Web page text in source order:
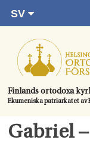
direkt
innehållet.
Finlands ortodoxa
Ekumeniska patriarkatet av
SV
RU
EN
UA
Huvudsida
Gudstjänster
Kom med
Gabriel